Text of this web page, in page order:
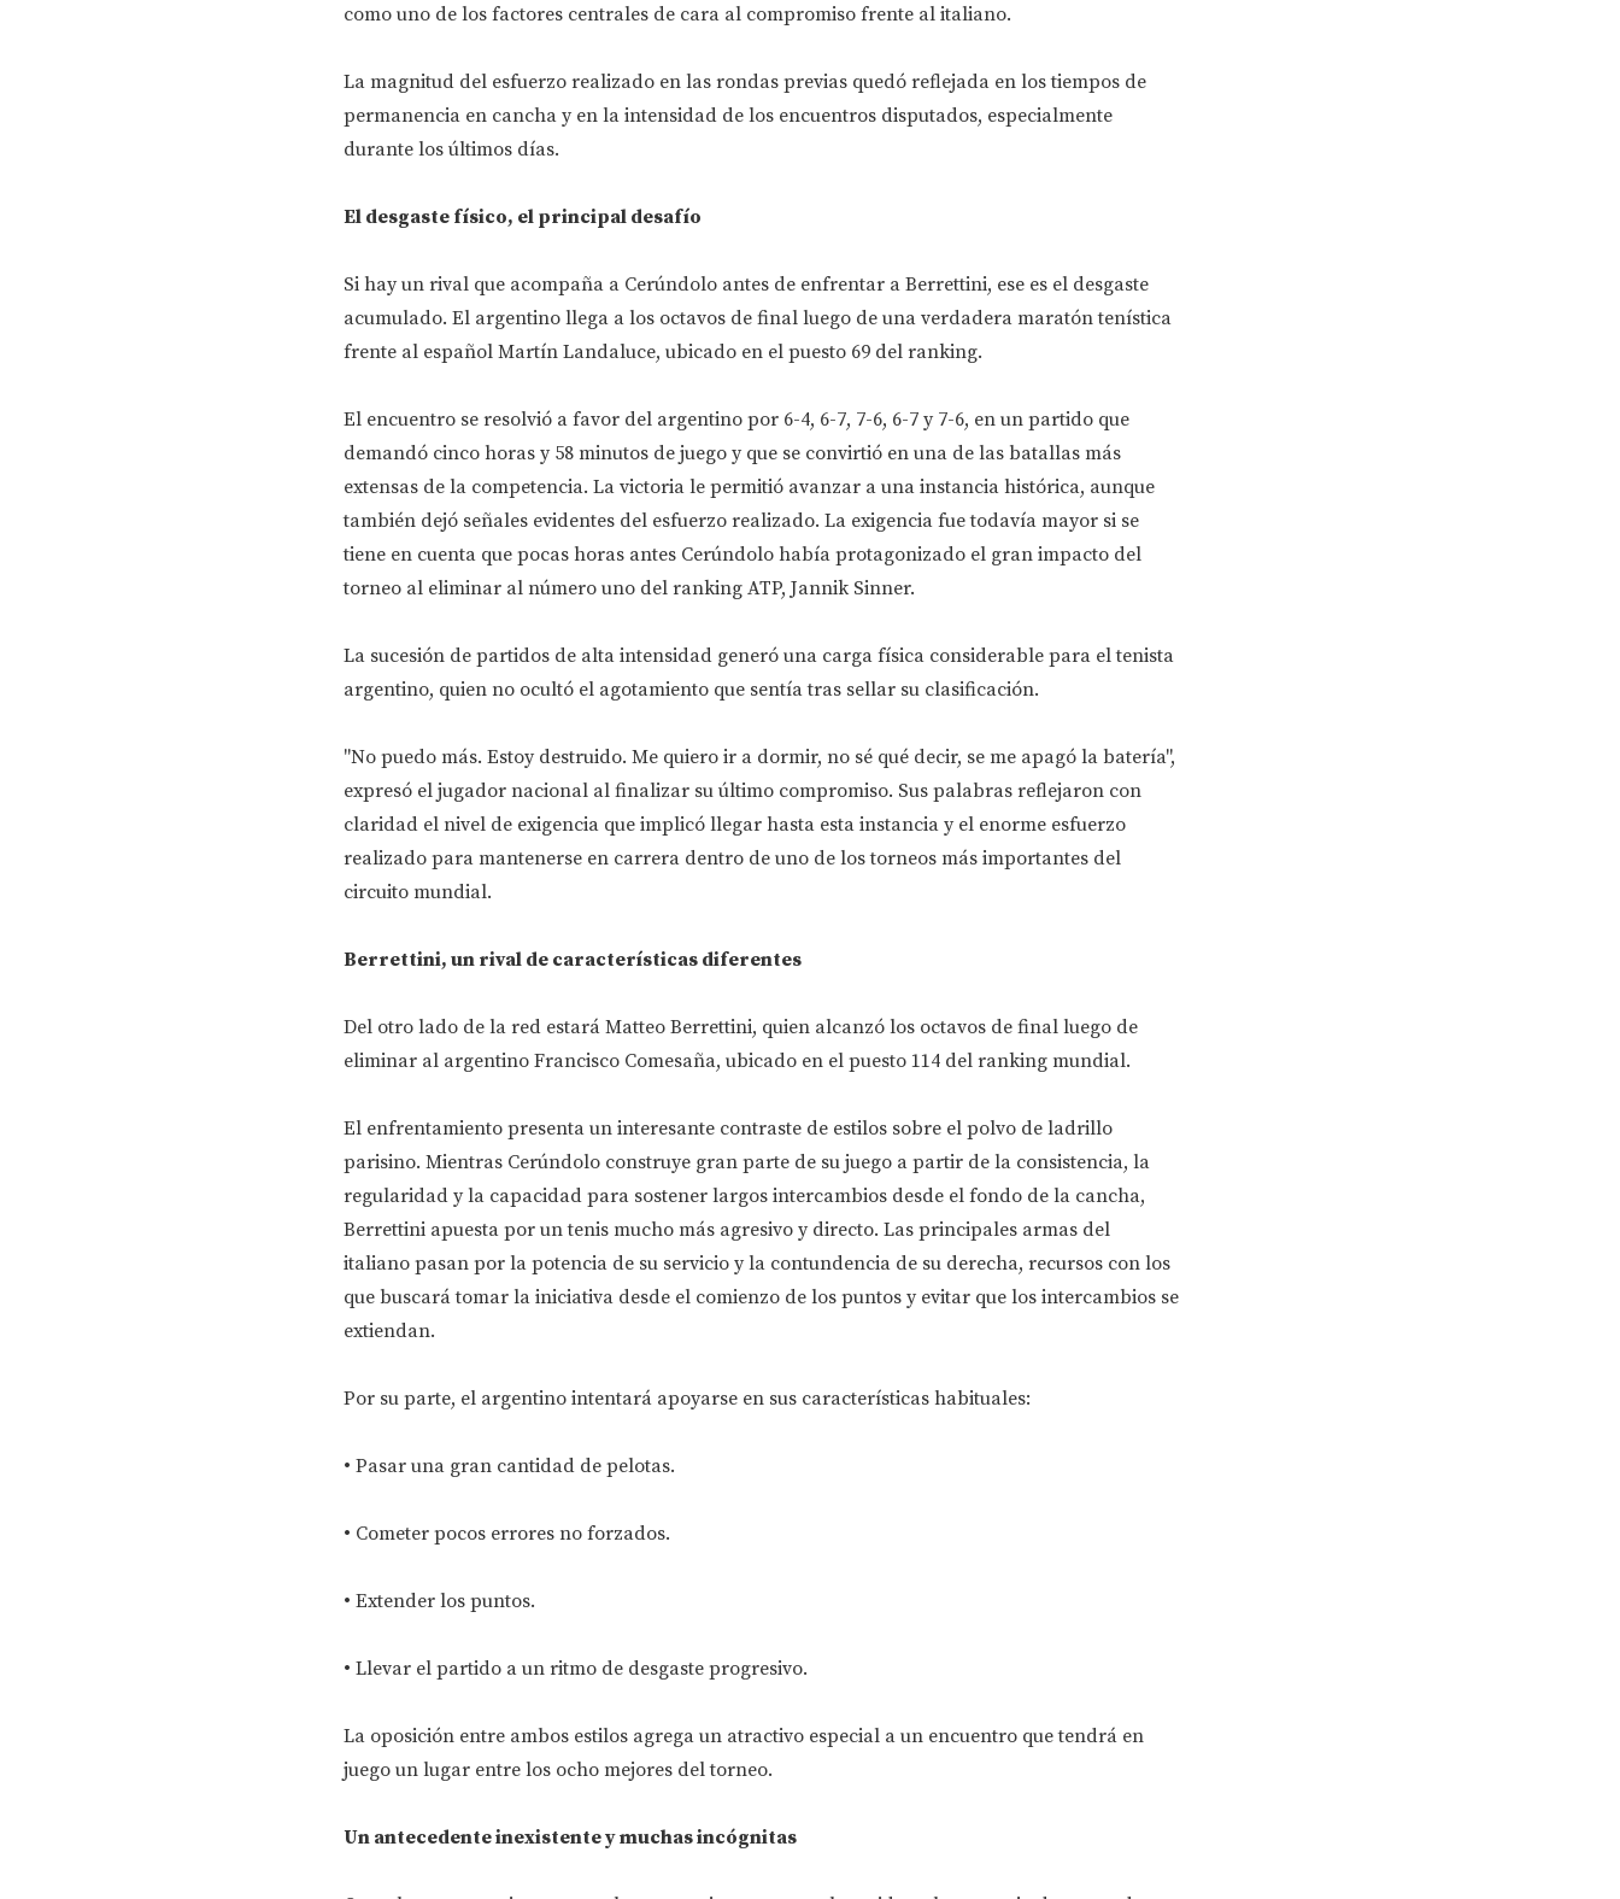
como uno de los factores centrales de cara al compromiso frente al italiano.
La magnitud del esfuerzo realizado en las rondas previas quedó reflejada en los tiempos de
permanencia en cancha y en la intensidad de los encuentros disputados, especialmente
durante los últimos días.
El desgaste físico, el principal desafío
Si hay un rival que acompaña a Cerúndolo antes de enfrentar a Berrettini, ese es el desgaste
acumulado. El argentino llega a los octavos de final luego de una verdadera maratón tenística
frente al español Martín Landaluce, ubicado en el puesto 69 del ranking.
El encuentro se resolvió a favor del argentino por 6-4, 6-7, 7-6, 6-7 y 7-6, en un partido que
demandó cinco horas y 58 minutos de juego y que se convirtió en una de las batallas más
extensas de la competencia. La victoria le permitió avanzar a una instancia histórica, aunque
también dejó señales evidentes del esfuerzo realizado. La exigencia fue todavía mayor si se
tiene en cuenta que pocas horas antes Cerúndolo había protagonizado el gran impacto del
torneo al eliminar al número uno del ranking ATP, Jannik Sinner.
La sucesión de partidos de alta intensidad generó una carga física considerable para el tenista
argentino, quien no ocultó el agotamiento que sentía tras sellar su clasificación.
"No puedo más. Estoy destruido. Me quiero ir a dormir, no sé qué decir, se me apagó la batería",
expresó el jugador nacional al finalizar su último compromiso. Sus palabras reflejaron con
claridad el nivel de exigencia que implicó llegar hasta esta instancia y el enorme esfuerzo
realizado para mantenerse en carrera dentro de uno de los torneos más importantes del
circuito mundial.
Berrettini, un rival de características diferentes
Del otro lado de la red estará Matteo Berrettini, quien alcanzó los octavos de final luego de
eliminar al argentino Francisco Comesaña, ubicado en el puesto 114 del ranking mundial.
El enfrentamiento presenta un interesante contraste de estilos sobre el polvo de ladrillo
parisino. Mientras Cerúndolo construye gran parte de su juego a partir de la consistencia, la
regularidad y la capacidad para sostener largos intercambios desde el fondo de la cancha,
Berrettini apuesta por un tenis mucho más agresivo y directo. Las principales armas del
italiano pasan por la potencia de su servicio y la contundencia de su derecha, recursos con los
que buscará tomar la iniciativa desde el comienzo de los puntos y evitar que los intercambios se
extiendan.
Por su parte, el argentino intentará apoyarse en sus características habituales:
• Pasar una gran cantidad de pelotas.
• Cometer pocos errores no forzados.
• Extender los puntos.
• Llevar el partido a un ritmo de desgaste progresivo.
La oposición entre ambos estilos agrega un atractivo especial a un encuentro que tendrá en
juego un lugar entre los ocho mejores del torneo.
Un antecedente inexistente y muchas incógnitas